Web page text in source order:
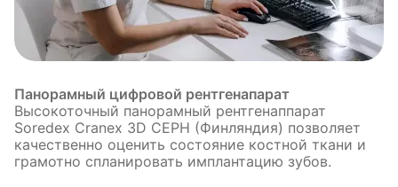
Панорамный цифровой рентгенапарат
Высокоточный панорамный рентгенаппарат
Soredex Cranex 3D CEPH (Финляндия) позволяет
качественно оценить состояние костной ткани и
грамотно спланировать имплантацию зубов.